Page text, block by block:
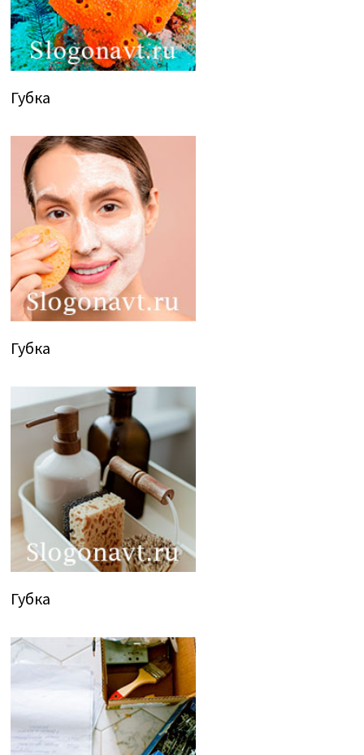
Губка
Губка
Губка